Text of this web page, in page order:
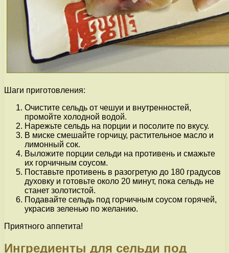
Шаги приготовления:
Очистите сельдь от чешуи и внутренностей,
промойте холодной водой.
Нарежьте сельдь на порции и посолите по вкусу.
В миске смешайте горчицу, растительное масло и
лимонный сок.
Выложите порции сельди на противень и смажьте
их горчичным соусом.
Поставьте противень в разогретую до 180 градусов
духовку и готовьте около 20 минут, пока сельдь не
станет золотистой.
Подавайте сельдь под горчичным соусом горячей,
украсив зеленью по желанию.
Приятного аппетита!
Ингредиенты для сельди под